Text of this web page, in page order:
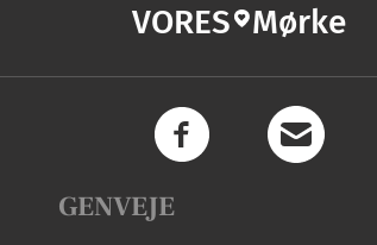
VORES Mørke
GENVEJE